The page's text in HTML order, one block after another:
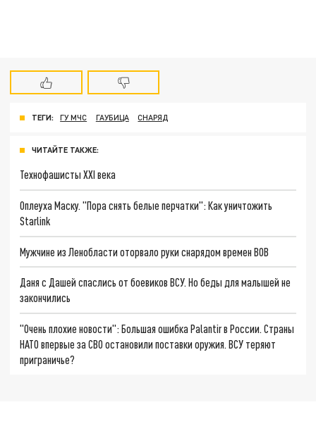
ТЕГИ: ГУ МЧС ГАУБИЦА СНАРЯД
ЧИТАЙТЕ ТАКЖЕ:
Технофашисты XXI века
Оплеуха Маску. "Пора снять белые перчатки": Как уничтожить
Starlink
Мужчине из Ленобласти оторвало руки снарядом времен ВОВ
Даня с Дашей спаслись от боевиков ВСУ. Но беды для малышей не
закончились
"Очень плохие новости": Большая ошибка Palantir в России. Страны
НАТО впервые за СВО остановили поставки оружия. ВСУ теряют
приграничье?